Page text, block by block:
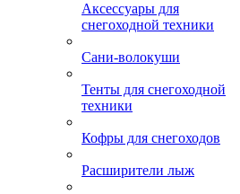
Аксессуары для
снегоходной техники
Сани-волокуши
Тенты для снегоходной
техники
Кофры для снегоходов
Расширители лыж